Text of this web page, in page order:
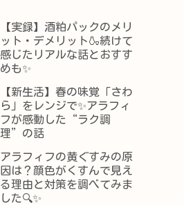
【実録】酒粕パックのメリ
ット・デメリット🍶続けて
感じたリアルな話とおすす
めも✨
【新生活】春の味覚「さわ
ら」をレンジで✨アラフィ
フが感動した“ラク調
理”の話
アラフィフの黄ぐすみの原
因は？顔色がくすんで見え
る理由と対策を調べてみま
した🔍✨